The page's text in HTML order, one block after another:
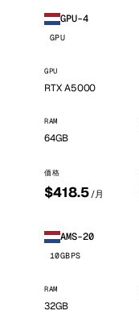
GPU-4
GPU
GPU
RTX A5000
RAM
64GB
価格
$418.5 /月
AMS-20
10GBPS
RAM
32GB